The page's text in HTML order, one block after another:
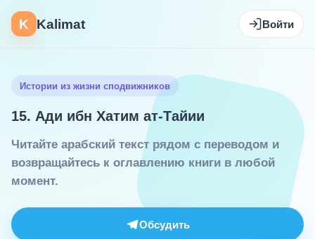
K Kalimat Войти
Истории из жизни сподвижников
15. Ади ибн Хатим ат-Тайии
Читайте арабский текст рядом с переводом и
возвращайтесь к оглавлению книги в любой
момент.
Обсудить